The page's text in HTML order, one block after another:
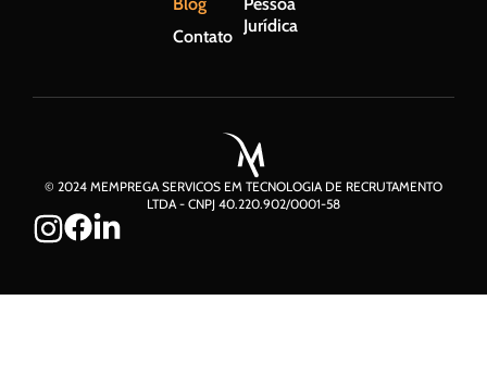
Contato
Jurídica
© 2024 MEMPREGA SERVICOS EM TECNOLOGIA DE RECRUTAMENTO
LTDA - CNPJ 40.220.902/0001-58